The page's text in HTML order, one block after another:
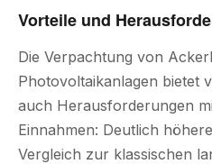
Vorteile und
Die Verpachtung von
Photovoltaikanlagen bietet
auch Herausforderungen
Einnahmen: Deutlich
Vergleich zur klassischen